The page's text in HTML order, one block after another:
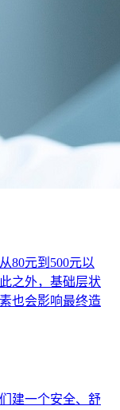
80元到500元以
之外，基础层状
也会影响最终造
建一个安全、舒